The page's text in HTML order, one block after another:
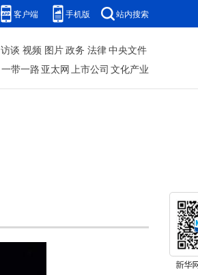
客户端 手机版 站内搜索
访谈 视频 图片政务 法律中央文件
一带一路 亚太网上市公司 文化产业